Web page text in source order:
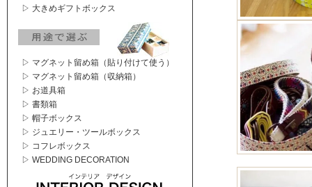
▷ 大きめギフトボックス
▷ マグネット留め箱（貼り付けて使う）
▷ マグネット留め箱（収納箱）
▷ お道具箱
▷ 書類箱
▷ 帽子ボックス
▷ ジュエリー・ツールボックス
▷ コフレボックス
▷ WEDDING DECORATION